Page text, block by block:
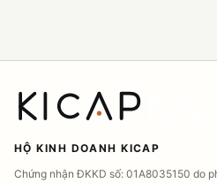
HỘ KINH DOANH KICAP
Chứng nhận ĐKKD số: 01A8035150 do